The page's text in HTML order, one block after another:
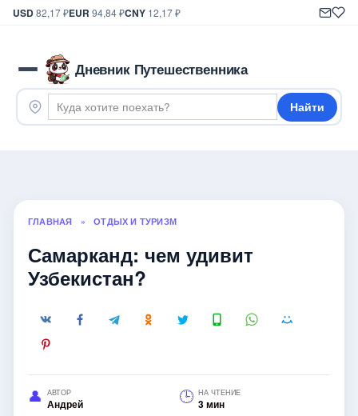
USD82,17 ₽EUR 94,84 ₽CNY 12,17 ₽
Дневник Путешественника
Найти
ГЛАВНАЯ » ОТДЫХ И ТУРИЗМ
Самарканд: чем удивит
Узбекистан?
АВТОР
Андрей
НА ЧТЕНИЕ
3 мин